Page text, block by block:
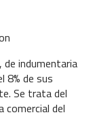
de indumentaria
8% de sus
Se trata del
del